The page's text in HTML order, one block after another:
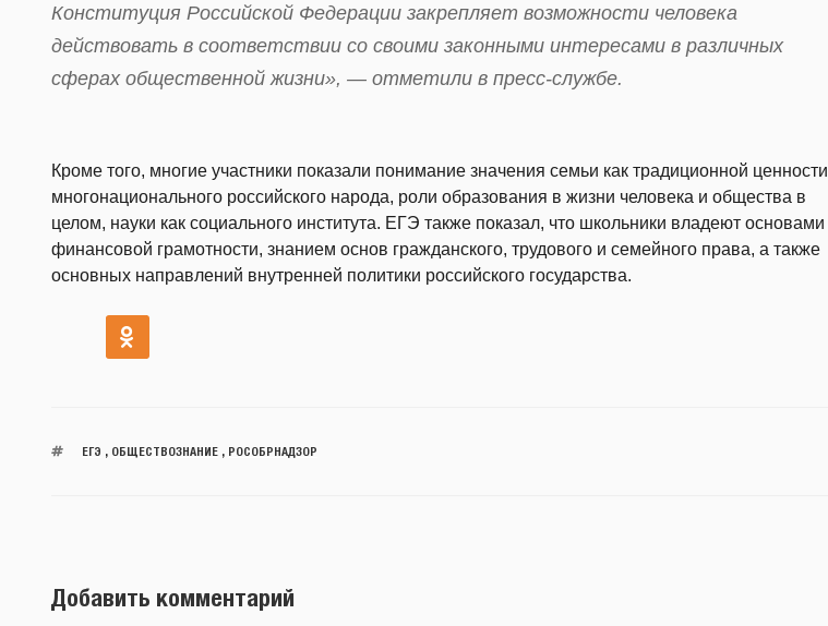
Конституция Российской Федерации закрепляет возможности человека
действовать в соответствии со своими законными интересами в различных
сферах общественной жизни», — отметили в пресс-службе.
Кроме того, многие участники показали понимание значения семьи как традиционной ценности
многонационального российского народа, роли образования в жизни человека и общества в
целом, науки как социального института. ЕГЭ также показал, что школьники владеют основами
финансовой грамотности, знанием основ гражданского, трудового и семейного права, а также
основных направлений внутренней политики российского государства.
ЕГЭ , ОБЩЕСТВОЗНАНИЕ, РОСОБРНАДЗОР
Добавить комментарий